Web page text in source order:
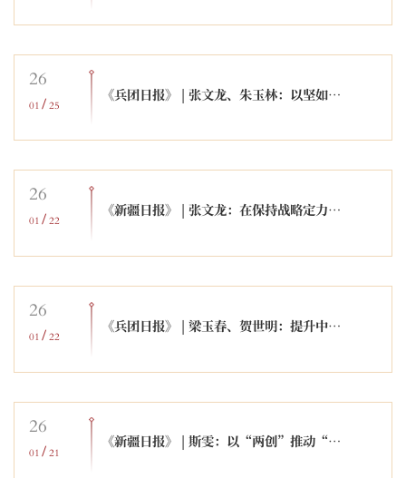
26
01 / 25
《兵团日报》 | 张文龙、朱玉林：以坚如磐石的战略定力谱写中国式现代化新疆篇章
26
01 / 22
《新疆日报》 | 张文龙：在保持战略定力中走好新的赶考之路
26
01 / 22
《兵团日报》 | 梁玉春、贺世明：提升中华文明国际传播力影响力
26
01 / 21
《新疆日报》 | 斯雯：以“两创”推动“大思政课”提质增效